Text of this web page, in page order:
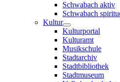
Schwabach aktiv
Schwabach
Kultur
Kulturportal
Kulturamt
Musikschule
Stadtarchiv
Stadtbibliothek
Stadtmuseum